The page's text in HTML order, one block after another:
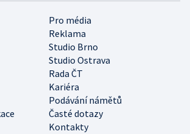
Pro média
Reklama
Studio Brno
Studio Ostrava
Rada ČT
Kariéra
Podávání námětů
Časté dotazy
Kontakty